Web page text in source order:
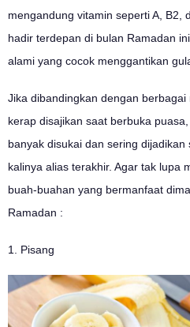
mengandung vitamin seperti A, B2,
hadir terdepan di bulan Ramadan
alami yang cocok menggantikan
Jika dibandingkan dengan
kerap disajikan saat berbuka
banyak disukai dan sering dijadikan
kalinya alias terakhir. Agar tak lupa
buah-buahan yang bermanfaat
Ramadan :
1. Pisang